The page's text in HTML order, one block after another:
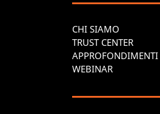
CHI SIAMO
TRUST CENTER
APPROFONDIMENTI
WEBINAR